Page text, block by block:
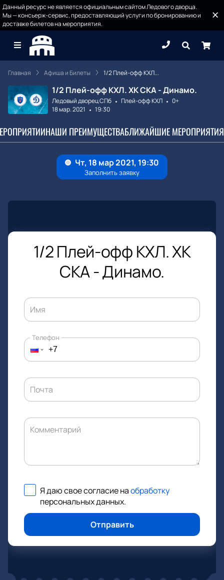
Данный ресурс не является официальным сайтом Ледового дворца.
Мы — консьерж-сервис, предоставляющий услуги по бронированию и
доставке билетов на мероприятия.
Главная Афиша и Билеты 1/2 Плей-офф КХЛ...
1/2 Плей-офф КХЛ. ХК СКА - Динамо.
Ледовый дворец СПб Плей-офф КХЛ
0+
18 мар. 2021
19:30
НАШИ ПРЕИМУЩЕСТВАБЛИЖАЙШИЕ МЕРОПРИЯТИЯ
1/2 Плей-офф КХЛ. ХК
СКА - Динамо.
Имя
Телефон
Почта
Комментарий
Я даю свое согласие наобработку
персональных данных.
Отправить